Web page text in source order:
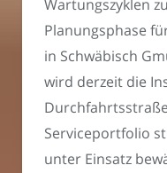
Wartungszyklen
Planungsphase
in Schwäbisch
wird derzeit die
Serviceportfolio
unter Einsatz